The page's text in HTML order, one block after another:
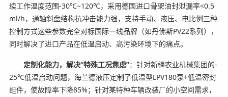
续工作温度范围-30℃~120℃，采用德国进口骨架油封泄漏率<0.5
ml/h，通轴斜盘结构抗冲击能力强，支持手动、液压、电比例三种
控制方式这些参数完全对标国际一线品牌（如丹佛斯PV22系列），
同时解决了进口产品在低温启动、高污染环境下的痛点。
定制化能力，解决“特殊工况焦虑”：针对新疆农业机械集团的-
25℃低温启动问题，海兰德液压定制了低温型LPV180泵+低温密封
组件，使故障率下降85%；针对某特种车辆改装厂的小空间需求，